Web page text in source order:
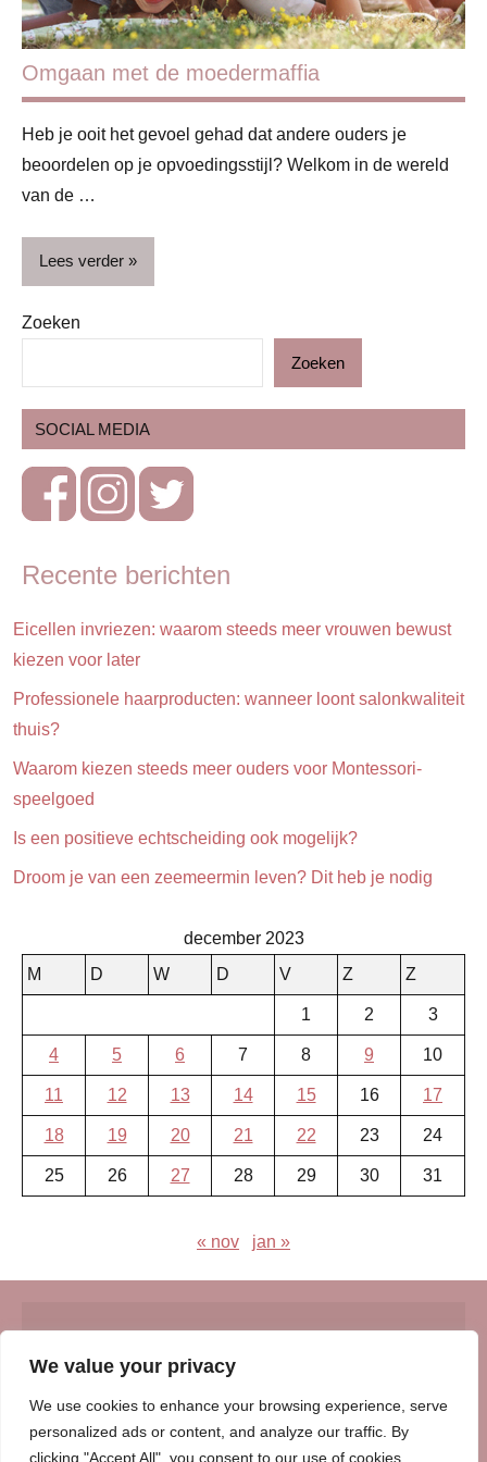
We value your privacy
We use cookies to enhance your browsing experience, serve
personalized ads or content, and analyze our traffic. By
clicking "Accept All", you consent to our use of cookies.
Omgaan met de moedermaffia
Heb je ooit het gevoel gehad dat andere ouders je
beoordelen op je opvoedingsstijl? Welkom in de wereld
van de …
Lees verder
Blog
Kinderen
Opvoeding
ouderschap
Zoeken
Zoeken
SOCIAL MEDIA
Recente berichten
Eicellen invriezen: waarom steeds meer vrouwen bewust
kiezen voor later
Professionele haarproducten: wanneer loont salonkwaliteit
thuis?
Waarom kiezen steeds meer ouders voor Montessori-
speelgoed
Is een positieve echtscheiding ook mogelijk?
Droom je van een zeemeermin leven? Dit heb je nodig
december 2023
M
D W D V Z Z
1 2 3
4 5 6 7 8 9 10
11 12 13 14 15 16 17
18 19 20 21 22 23 24
25 26 27 28 29 30 31
« nov jan »
© Insert Internetuitgeverij
Vrouwenverhalen.nl
Zomerperiode.nl - Winterperiode.nl-
Afscheidenverlies.nl